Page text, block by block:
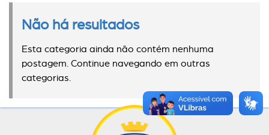
Não há resultados
Esta categoria ainda não contém nenhuma
postagem. Continue navegando em outras
categorias.